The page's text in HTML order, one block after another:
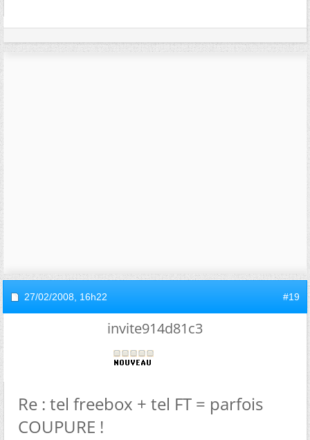
27/02/2008, 16h22 #19
invite914d81c3
Re : tel freebox + tel FT = parfois
COUPURE !